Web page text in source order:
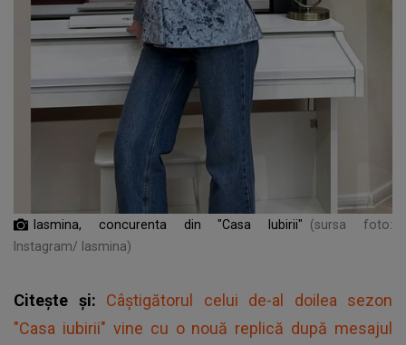
Iasmina, concurenta din "Casa Iubirii"
(sursa foto:
Instagram/ Iasmina)
Citește și: Câștigătorul celui de-al doilea sezon
"Casa iubirii" vine cu o nouă replică după mesajul